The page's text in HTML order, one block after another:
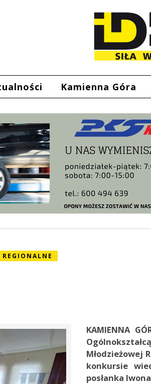
Kamienna Góra
REGIONALNE
KAMIENNA
Młodzieżowej
konkursie
posłanka